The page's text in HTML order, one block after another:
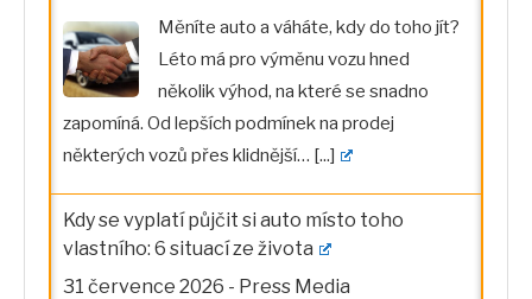
Měníte auto a váháte, kdy do toho jít?
Léto má pro výměnu vozu hned
několik výhod, na které se snadno
zapomíná. Od lepších podmínek na prodej
některých vozů přes klidnější… [...]
Kdy se vyplatí půjčit si auto místo toho
vlastního: 6 situací ze života
31 července 2026 - Press Media